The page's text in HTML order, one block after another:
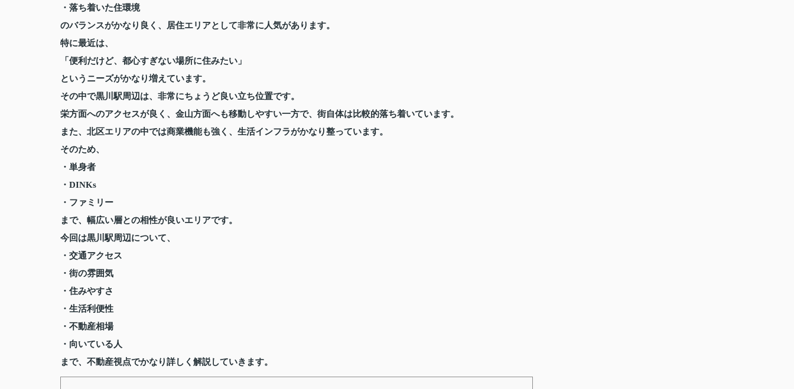
・落ち着いた住環境
のバランスがかなり良く、居住エリアとして非常に人気があります。
特に最近は、
「便利だけど、都心すぎない場所に住みたい」
というニーズがかなり増えています。
その中で黒川駅周辺は、非常にちょうど良い立ち位置です。
栄方面へのアクセスが良く、金山方面へも移動しやすい一方で、街自体は比較的落ち着いています。
また、北区エリアの中では商業機能も強く、生活インフラがかなり整っています。
そのため、
・単身者
・DINKs
・ファミリー
まで、幅広い層との相性が良いエリアです。
今回は黒川駅周辺について、
・交通アクセス
・街の雰囲気
・住みやすさ
・生活利便性
・不動産相場
・向いている人
まで、不動産視点でかなり詳しく解説していきます。